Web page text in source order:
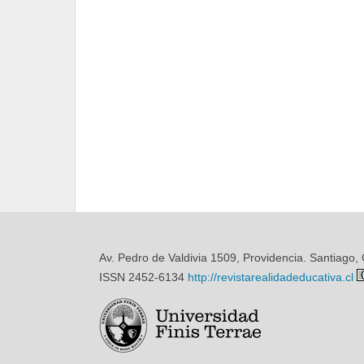
Av. Pedro de Valdivia 1509, Providencia. Santiago,
ISSN 2452-6134 http://revistarealidadeducativa.cl